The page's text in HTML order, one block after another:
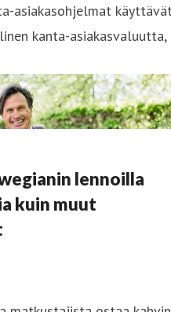
asiakasohjelmat
kanta-asiakasvaluutta,
lennoilla
kuin muut